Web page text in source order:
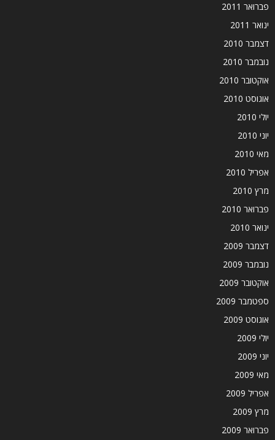
פברואר 2011
ינואר 2011
דצמבר 2010
נובמבר 2010
אוקטובר 2010
אוגוסט 2010
יולי 2010
יוני 2010
מאי 2010
אפריל 2010
מרץ 2010
פברואר 2010
ינואר 2010
דצמבר 2009
נובמבר 2009
אוקטובר 2009
ספטמבר 2009
אוגוסט 2009
יולי 2009
יוני 2009
מאי 2009
אפריל 2009
מרץ 2009
פברואר 2009